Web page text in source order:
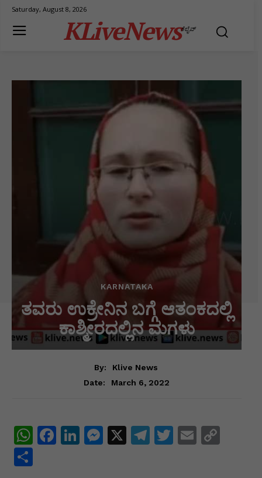
Saturday, August 8, 2026
KLiveNewsಕೆಲೈವ್
KARNATAKA
ತವರು ಉಕ್ರೇನಿನ ಬಗ್ಗೆ ಆತಂಕದಲ್ಲಿ
ಕಾಶ್ಮೀರದಲ್ಲಿನ ಮಗಳು
By:
Klive News
Date:
March 6, 2022
W F
Li
M
X
T
T
E